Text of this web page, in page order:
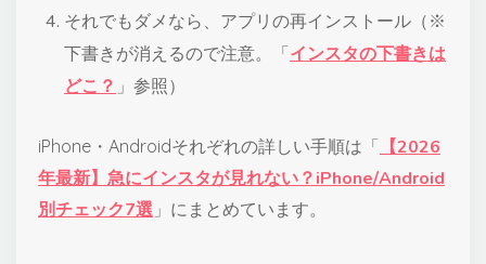
それでもダメなら、アプリの再インストール（※
下書きが消えるので注意。「インスタの下書きは
どこ？ 」参照）
iPhone・Androidそれぞれの詳しい手順は「 【2026
年最新】急にインスタが見れない？iPhone/Android
別チェック7選 」にまとめています。